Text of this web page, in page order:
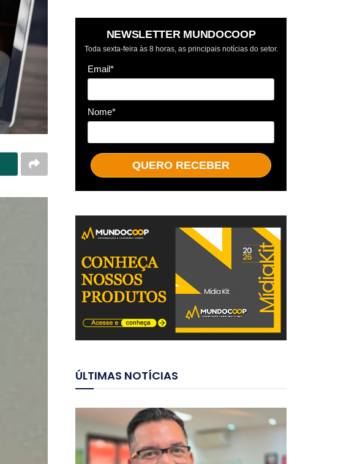
NEWSLETTER MUNDOCOOP
Toda sexta-feira às 8 horas, as principais notícias do setor.
Email*
Nome*
QUERO RECEBER
ÚLTIMAS NOTÍCIAS